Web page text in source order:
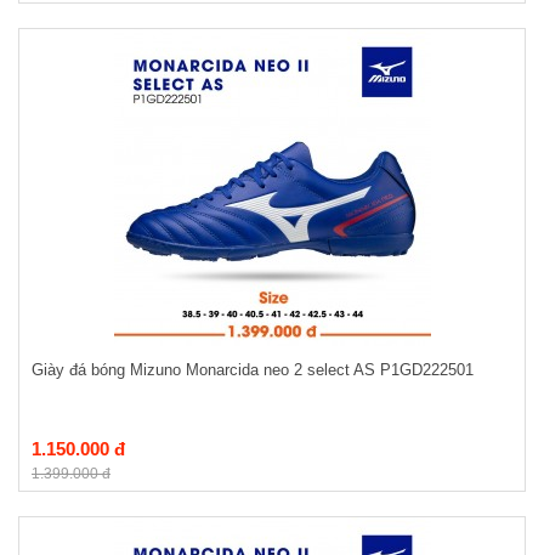
Giày đá bóng Mizuno Monarcida neo 2 select AS P1GD222501
1.150.000 đ
1.399.000 đ